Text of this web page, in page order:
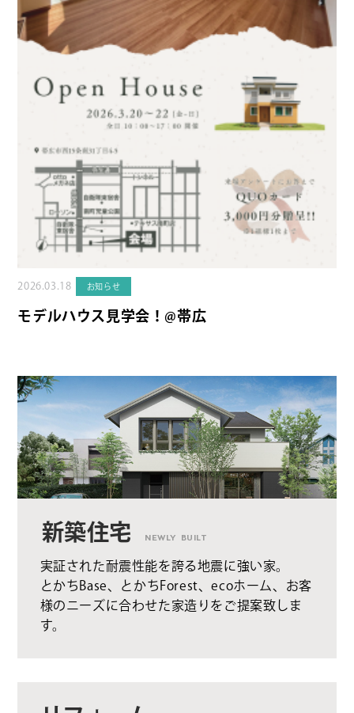
2026.03.18 お知らせ
モデルハウス見学会！@帯広
新築住宅 NEWLY BUILT
実証された耐震性能を誇る地震に強い家。
とかちBase、とかちForest、ecoホーム、お客
様のニーズに合わせた家造りをご提案致しま
す。